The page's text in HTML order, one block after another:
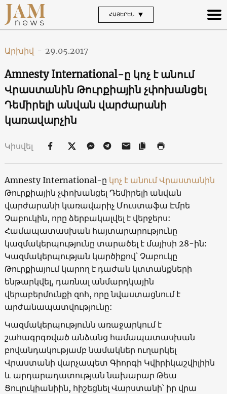
ՀԱՅԵՐԵՆ
Արխիվ - 29.05.2017
Amnesty International-ը կոչ է անում
Վրաստանին Թուրքիային չփոխանցել
Դեմիրելի անվան վարժարանի
կառավարչին
Կիսվել
Amnesty International-ը կոչ է անում Վրաստանին
Թուրքիային չփոխանցել Դեմիրելի անվան
վարժարանի կառավարիչ Մուստաֆա Էմրե
Չաբուկին, որը ձերբակալվել է վերջերս:
Համապատասխան հայտարարությունը
կազմակերպությունը տարածել է մայիսի 28-ին:
Կազմակերպության կարծիքով՝ Չաբուկը
Թուրքիայում կարող է դաժան կտտանքների
ենթարկվել, դառնալ անմարդկային
վերաբերմունքի զոհ, որը նվաստացնում է
արժանապատվությունը:
Կազմակերպությունն առաջարկում է
շահագրգռված անձանց համապատասխան
բովանդակությամբ նամակներ ուղարկել
Վրաստանի վարչապետ Գիորգի Կվիրիկաշվիլիին
և արդարադատության նախարար Թեա
Ցուլուկիանիին, հիշեցնել Վարստանի՝ իր վրա